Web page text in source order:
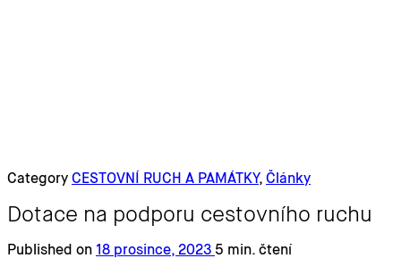
Category CESTOVNÍ RUCH A PAMÁTKY, Články
Dotace na podporu cestovního ruchu
Published on 18 prosince, 2023 5 min. čtení